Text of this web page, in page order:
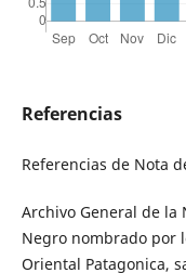
Referencias
Referencias de Nota
Archivo General de la
Negro nombrado por
Oriental Patagonica,